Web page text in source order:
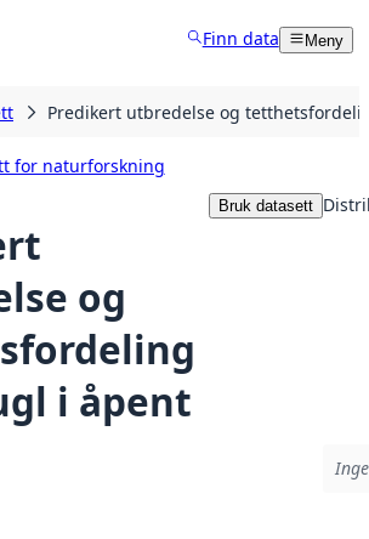
Finn data Meny
Predikert utbredelse og
for naturforskning
og
i åpent
Bruk datasett